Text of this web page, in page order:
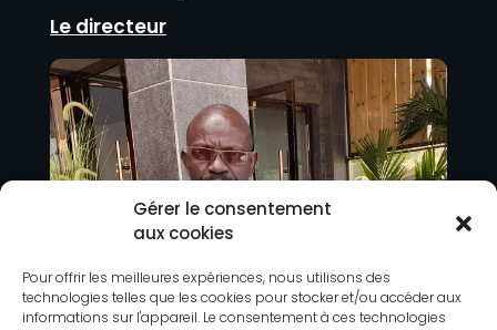
Gérer le consentement
aux cookies
Pour offrir les meilleures expériences, nous utilisons des
technologies telles que les cookies pour stocker et/ou accéder aux
informations sur l'appareil. Le consentement à ces technologies
Le directeur